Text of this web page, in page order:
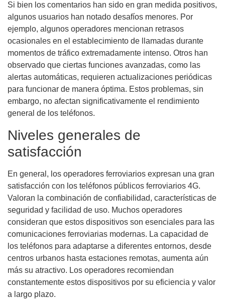
Si bien los comentarios han sido en gran medida positivos,
algunos usuarios han notado desafíos menores. Por
ejemplo, algunos operadores mencionan retrasos
ocasionales en el establecimiento de llamadas durante
momentos de tráfico extremadamente intenso. Otros han
observado que ciertas funciones avanzadas, como las
alertas automáticas, requieren actualizaciones periódicas
para funcionar de manera óptima. Estos problemas, sin
embargo, no afectan significativamente el rendimiento
general de los teléfonos.
Niveles generales de
satisfacción
En general, los operadores ferroviarios expresan una gran
satisfacción con los teléfonos públicos ferroviarios 4G.
Valoran la combinación de confiabilidad, características de
seguridad y facilidad de uso. Muchos operadores
consideran que estos dispositivos son esenciales para las
comunicaciones ferroviarias modernas. La capacidad de
los teléfonos para adaptarse a diferentes entornos, desde
centros urbanos hasta estaciones remotas, aumenta aún
más su atractivo. Los operadores recomiendan
constantemente estos dispositivos por su eficiencia y valor
a largo plazo.